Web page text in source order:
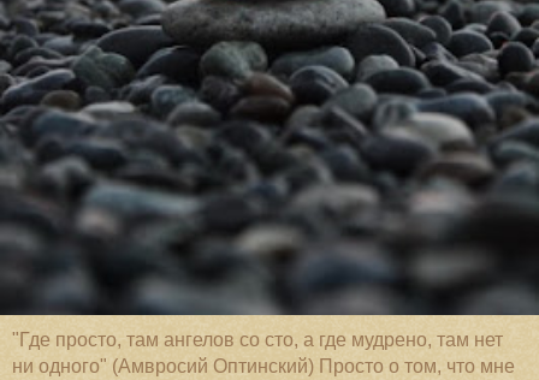
"Где просто, там ангелов со сто, а где мудрено, там нет
ни одного" (Амвросий Оптинский) Просто о том, что мне